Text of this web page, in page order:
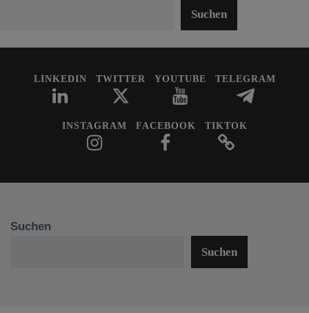
Suchen
LINKEDIN TWITTER YOUTUBE TELEGRAM
INSTAGRAM FACEBOOK TIKTOK
Suchen
Suchen